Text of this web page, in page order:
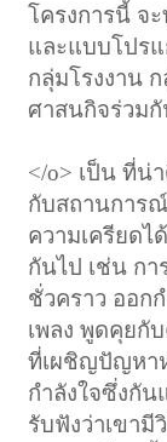
โครงการนี้ จ
และแบบโปร
กลุ่มโรงงาน
ศาสนกิจร่วม
</o> เป็น ที่น่
กับสถานการ
ความเครียด
กันไป เช่น ก
ชั่วคราว ออก
เพลง พูดคุยกั
ที่เผชิญปัญหา
กำลังใจซึ่งกัน
รับฟังว่าเขามี